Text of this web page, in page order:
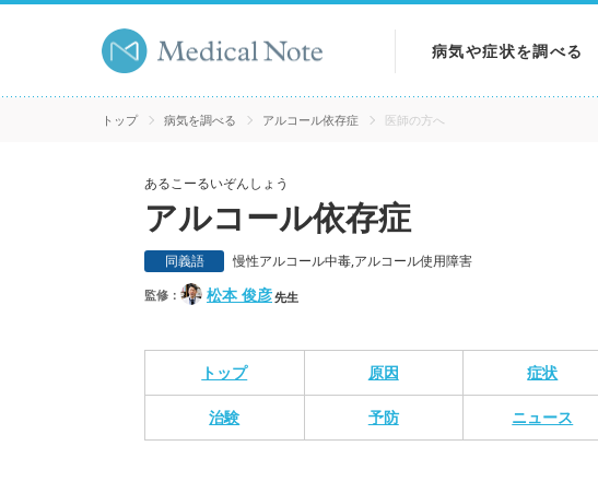
病気や症状を調べる
病気を調べる
トップ 病気を調べる アルコール依存症 医師の方へ
あるこーるいぞんしょう
アルコール依存症
同義語 慢性アルコール中毒,アルコール使用障害
監修： 松本 俊彦先生
トップ 原因 症状
治験 予防 ニュース